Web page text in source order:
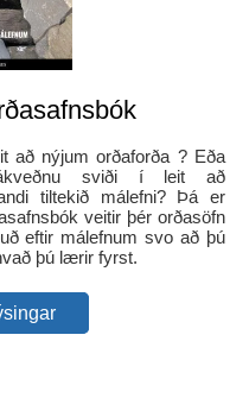
að nýjum orðaforða ? Eða
sviði í leit að
tiltekið málefni? Þá er
veitir þér orðasöfn
eftir málefnum svo að þú
þú lærir fyrst.